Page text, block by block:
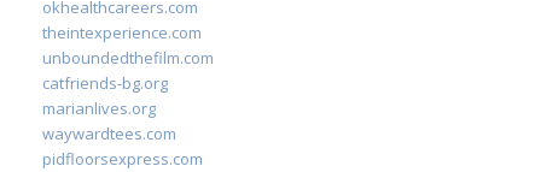
okhealthcareers.com
theintexperience.com
unboundedthefilm.com
catfriends-bg.org
marianlives.org
waywardtees.com
pidfloorsexpress.com